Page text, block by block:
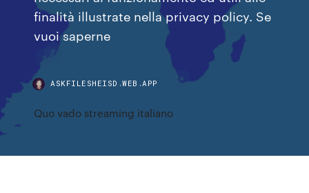
finalità illustrate nella privacy policy. Se
vuoi saperne
ASKFILESHEISD.WEB.APP
Quo vado streaming italiano